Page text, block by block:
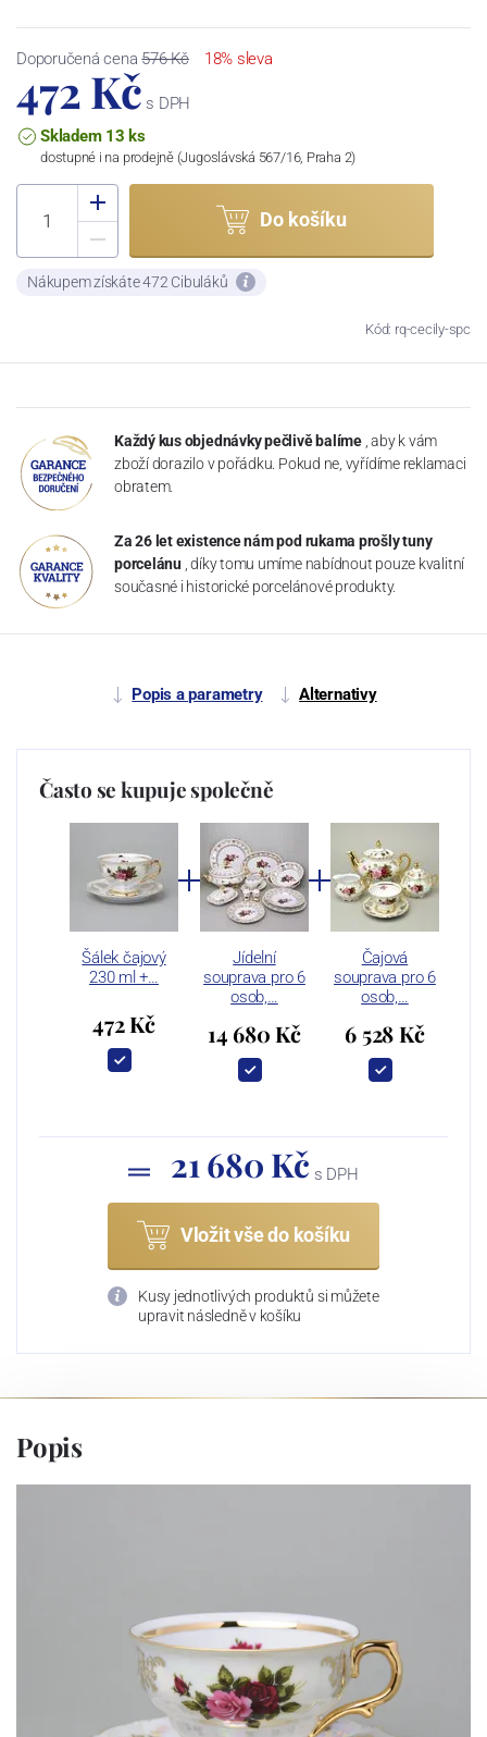
Doporučená cena576 Kč 18% sleva
472 Kč s DPH
Skladem 13 ks
dostupné i na prodejně (Jugoslávská 567/16, Praha 2)
Do košíku
Nákupem získáte 472 Cibuláků
Kód: rq-cecily-spc
Každý kus objednávky pečlivě balíme , aby k vám
zboží dorazilo v pořádku. Pokud ne, vyřídíme reklamaci
obratem.
Za 26 let existence nám pod rukama prošly tuny
porcelánu , díky tomu umíme nabídnout pouze kvalitní
současné i historické porcelánové produkty.
Popis a parametry Alternativy
Často se kupuje společně
Šálek čajový
230 ml +…
472 Kč
Jídelní
souprava pro 6
osob,…
14 680 Kč
Čajová
souprava pro 6
osob,…
6 528 Kč
21 680 Kč s DPH
Vložit vše do košíku
Kusy jednotlivých produktů si můžete
upravit následně v košíku
Popis